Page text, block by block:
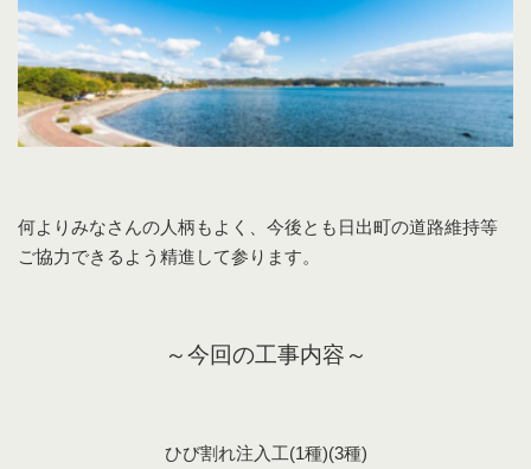
何よりみなさんの人柄もよく、今後とも日出町の道路維持等
ご協力できるよう精進して参ります。
～今回の工事内容～
ひび割れ注入工(1種)(3種)